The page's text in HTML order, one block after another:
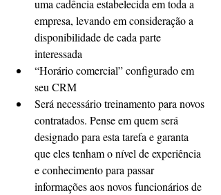
uma cadência estabelecida em toda a
empresa, levando em consideração a
disponibilidade de cada parte
interessada
“Horário comercial” configurado em
seu CRM
Será necessário treinamento para novos
contratados. Pense em quem será
designado para esta tarefa e garanta
que eles tenham o nível de experiência
e conhecimento para passar
informações aos novos funcionários de